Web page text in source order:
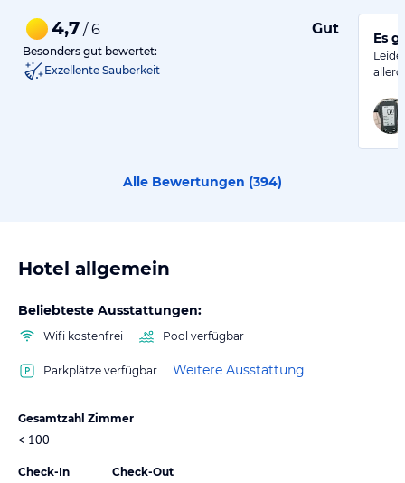
4,7 / 6 Gut
Besonders gut bewertet:
Exzellente Sauberkeit
Es
Alle Bewertungen (394)
Hotel allgemein
Beliebteste Ausstattungen:
Wifi kostenfrei Pool verfügbar
Parkplätze verfügbar Weitere Ausstattung
Gesamtzahl Zimmer
< 100
Check-In Check-Out